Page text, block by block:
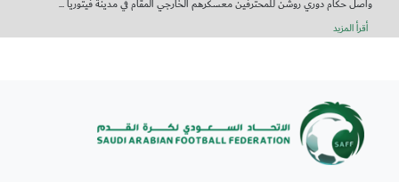
واصل حكام دوري روشن للمحترفين معسكرهم الخارجي المقام في مدينة فيتوريا ...
أقرأ المزيد